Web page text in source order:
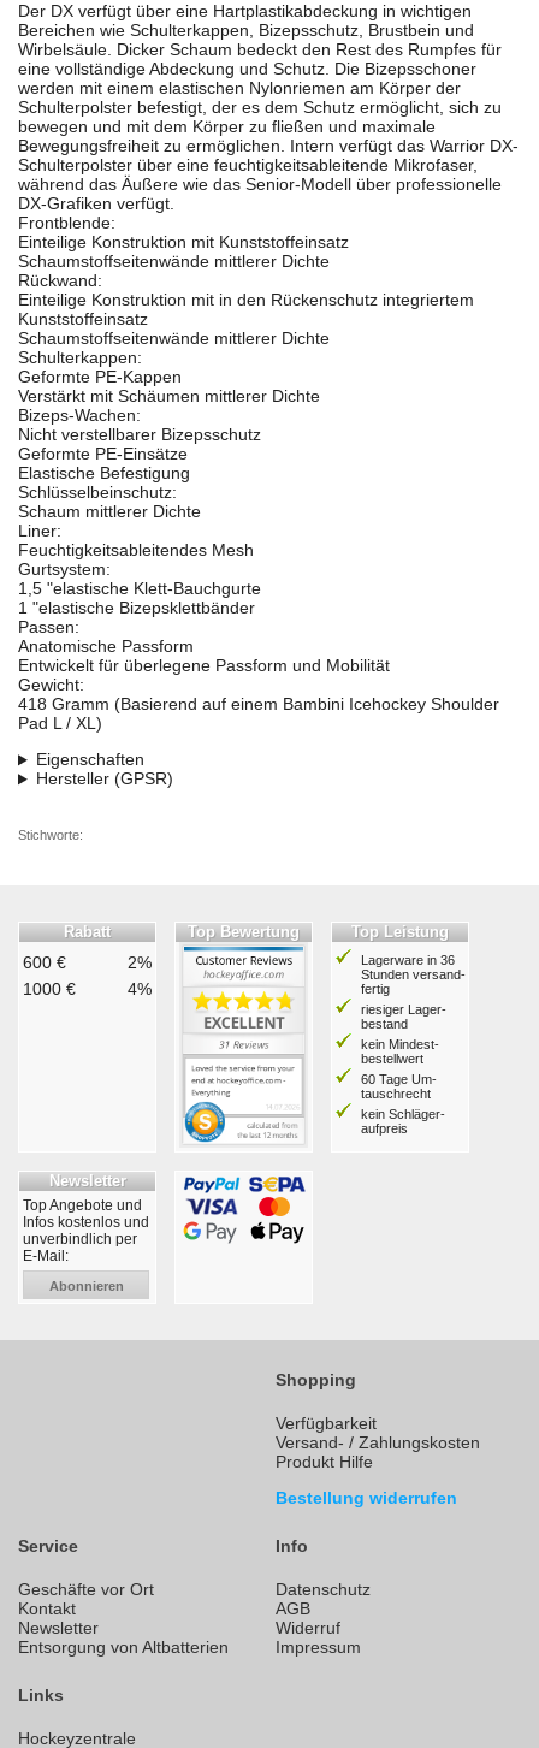
Der DX verfügt über eine Hartplastikabdeckung in wichtigen
Bereichen wie Schulterkappen, Bizepsschutz, Brustbein und
Wirbelsäule. Dicker Schaum bedeckt den Rest des Rumpfes für
eine vollständige Abdeckung und Schutz. Die Bizepsschoner
werden mit einem elastischen Nylonriemen am Körper der
Schulterpolster befestigt, der es dem Schutz ermöglicht, sich zu
bewegen und mit dem Körper zu fließen und maximale
Bewegungsfreiheit zu ermöglichen. Intern verfügt das Warrior DX-
Schulterpolster über eine feuchtigkeitsableitende Mikrofaser,
während das Äußere wie das Senior-Modell über professionelle
DX-Grafiken verfügt.
Frontblende:
Einteilige Konstruktion mit Kunststoffeinsatz
Schaumstoffseitenwände mittlerer Dichte
Rückwand:
Einteilige Konstruktion mit in den Rückenschutz integriertem
Kunststoffeinsatz
Schaumstoffseitenwände mittlerer Dichte
Schulterkappen:
Geformte PE-Kappen
Verstärkt mit Schäumen mittlerer Dichte
Bizeps-Wachen:
Nicht verstellbarer Bizepsschutz
Geformte PE-Einsätze
Elastische Befestigung
Schlüsselbeinschutz:
Schaum mittlerer Dichte
Liner:
Feuchtigkeitsableitendes Mesh
Gurtsystem:
1,5 "elastische Klett-Bauchgurte
1 "elastische Bizepsklettbänder
Passen:
Anatomische Passform
Entwickelt für überlegene Passform und Mobilität
Gewicht:
418 Gramm (Basierend auf einem Bambini Icehockey Shoulder
Pad L / XL)
Eigenschaften
Hersteller (GPSR)
Stichworte:
Rabatt
600 €
2%
1000 €
4%
Top Bewertung Top Leistung
Lagerware in 36
Stunden ver­sand­
fertig
riesiger Lager­
bestand
kein Mindest­
bestell­wert
60 Tage Um­
tausch­recht
kein Schläger­
aufpreis
Newsletter
Top Angebote und
Infos kostenlos und
unverbindlich per
E-Mail:
Abonnieren
Shopping
Verfügbarkeit
Versand- / Zahlungskosten
Produkt Hilfe
Bestellung widerrufen
Service
Geschäfte vor Ort
Kontakt
Newsletter
Entsorgung von Altbatterien
Info
Datenschutz
AGB
Widerruf
Impressum
Links
Hockeyzentrale